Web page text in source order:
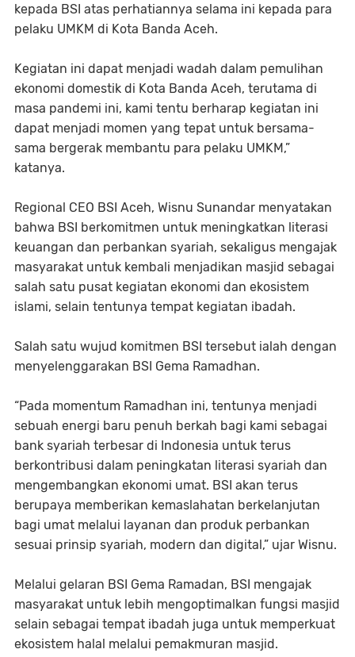
kepada BSI atas perhatiannya selama ini kepada para
pelaku UMKM di Kota Banda Aceh.
Kegiatan ini dapat menjadi wadah dalam pemulihan
ekonomi domestik di Kota Banda Aceh, terutama di
masa pandemi ini, kami tentu berharap kegiatan ini
dapat menjadi momen yang tepat untuk bersama-
sama bergerak membantu para pelaku UMKM,”
katanya.
Regional CEO BSI Aceh, Wisnu Sunandar menyatakan
bahwa BSI berkomitmen untuk meningkatkan literasi
keuangan dan perbankan syariah, sekaligus mengajak
masyarakat untuk kembali menjadikan masjid sebagai
salah satu pusat kegiatan ekonomi dan ekosistem
islami, selain tentunya tempat kegiatan ibadah.
Salah satu wujud komitmen BSI tersebut ialah dengan
menyelenggarakan BSI Gema Ramadhan.
“Pada momentum Ramadhan ini, tentunya menjadi
sebuah energi baru penuh berkah bagi kami sebagai
bank syariah terbesar di Indonesia untuk terus
berkontribusi dalam peningkatan literasi syariah dan
mengembangkan ekonomi umat. BSI akan terus
berupaya memberikan kemaslahatan berkelanjutan
bagi umat melalui layanan dan produk perbankan
sesuai prinsip syariah, modern dan digital,” ujar Wisnu.
Melalui gelaran BSI Gema Ramadan, BSI mengajak
masyarakat untuk lebih mengoptimalkan fungsi masjid
selain sebagai tempat ibadah juga untuk memperkuat
ekosistem halal melalui pemakmuran masjid.